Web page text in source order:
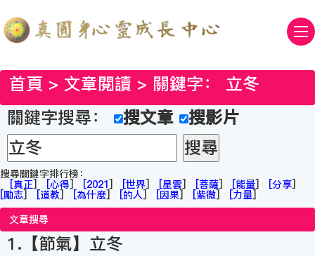
首頁 > 文章閱讀 > 關鍵字： 立冬
關鍵字搜尋：
搜文章 搜影片
搜尋關鍵字排行榜：
[真正] [心得] [2021] [世界] [星雲] [菩薩] [能量] [分享]
[勵志] [道教] [為什麼] [的人] [因果] [紫微] [力量]
文章搜尋
1.【節氣】立冬